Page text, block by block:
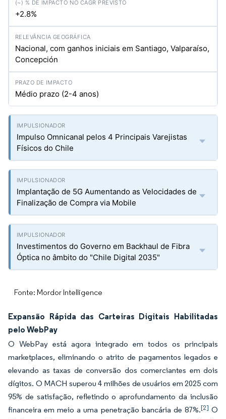
+2.8%
Nacional, com ganhos iniciais em Santiago, Valparaíso,
Concepción
Médio prazo (2-4 anos)
Impulso Omnicanal pelos 4 Principais Varejistas
Físicos do Chile
Implantação de 5G Aumentando as Velocidades de
Finalização de Compra via Mobile
Investimentos do Governo em Backhaul de Fibra
Óptica no âmbito do "Chile Digital 2035"
Fonte: Mordor Intelligence
Expansão Rápida das Carteiras Digitais Habilitadas
pelo WebPay
O WebPay está agora integrado em todos os principais
marketplaces, eliminando o atrito de pagamentos legados e
elevando as taxas de conversão dos comerciantes em dois
dígitos. O MACH superou 4 milhões de usuários em 2025 com
95% de satisfação, refletindo o aprofundamento da inclusão
financeira em meio a uma penetração bancária de 87%.[2] O